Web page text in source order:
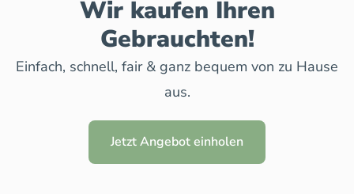
Wir kaufen Ihren
Gebrauchten!
Einfach, schnell, fair & ganz bequem von zu Hause
aus.
Jetzt Angebot einholen